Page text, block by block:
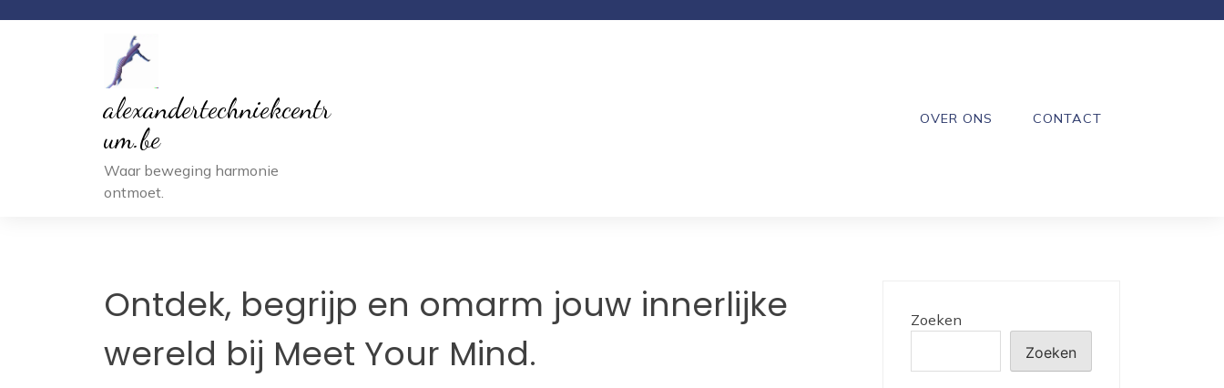
alexandertechniekcentr
um.be
Waar beweging harmonie
ontmoet.
OVER ONS CONTACT
Ontdek, begrijp en omarm jouw innerlijke
wereld bij Meet Your Mind.
Zoeken
Zoeken